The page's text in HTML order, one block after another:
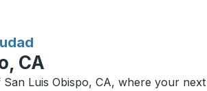
CA
Luis Obispo, CA, where your